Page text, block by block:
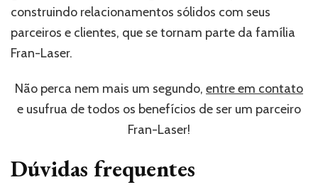
construindo relacionamentos sólidos com seus
parceiros e clientes, que se tornam parte da família
Fran-Laser.
Não perca nem mais um segundo, entre em contato
e usufrua de todos os benefícios de ser um parceiro
Fran-Laser!
Dúvidas frequentes